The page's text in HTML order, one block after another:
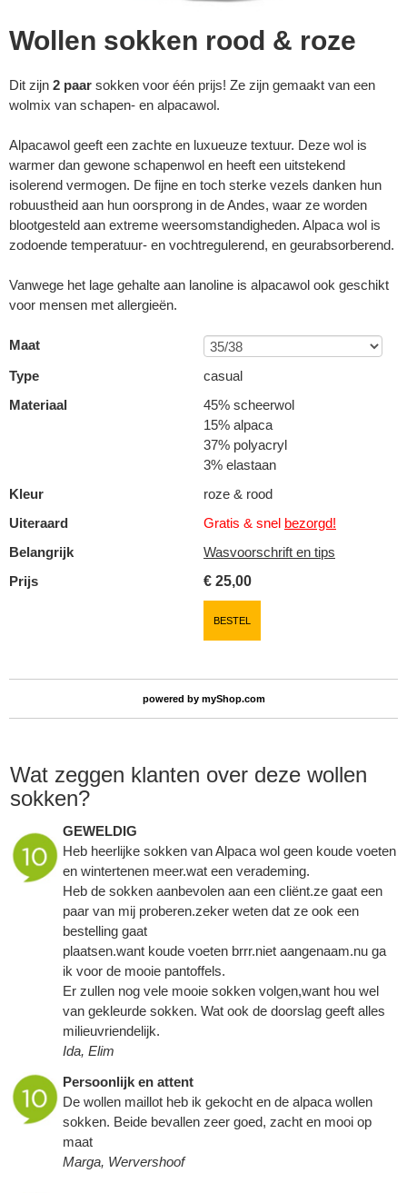
Wollen sokken rood & roze
Dit zijn 2 paar sokken voor één prijs! Ze zijn gemaakt van een
wolmix van schapen- en alpacawol.
Alpacawol geeft een zachte en luxueuze textuur. Deze wol is
warmer dan gewone schapenwol en heeft een uitstekend
isolerend vermogen. De fijne en toch sterke vezels danken hun
robuustheid aan hun oorsprong in de Andes, waar ze worden
blootgesteld aan extreme weersomstandigheden. Alpaca wol is
zodoende temperatuur- en vochtregulerend, en geurabsorberend.
Vanwege het lage gehalte aan lanoline is alpacawol ook geschikt
voor mensen met allergieën.
Maat
Type
casual
Materiaal
45% scheerwol
15% alpaca
37% polyacryl
3% elastaan
Kleur
roze & rood
Uiteraard
Gratis & snel bezorgd!
Belangrijk
Wasvoorschrift en tips
Prijs
€ 25,00
BESTEL
powered by myShop.com
Wat zeggen klanten over deze wollen
sokken?
GEWELDIG
Heb heerlijke sokken van Alpaca wol geen koude voeten
en wintertenen meer.wat een verademing.
Heb de sokken aanbevolen aan een cliënt.ze gaat een
paar van mij proberen.zeker weten dat ze ook een
bestelling gaat
plaatsen.want koude voeten brrr.niet aangenaam.nu ga
ik voor de mooie pantoffels.
Er zullen nog vele mooie sokken volgen,want hou wel
van gekleurde sokken. Wat ook de doorslag geeft alles
milieuvriendelijk.
Ida, Elim
Persoonlijk en attent
De wollen maillot heb ik gekocht en de alpaca wollen
sokken. Beide bevallen zeer goed, zacht en mooi op
maat
Marga, Wervershoof